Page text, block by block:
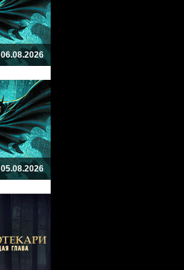
06.08.2026
05.08.2026